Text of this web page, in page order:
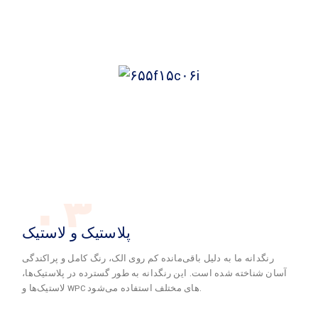
۰۳
پلاستیک و لاستیک
رنگدانه ما به دلیل باقی‌مانده کم روی الک، رنگ کامل و پراکندگی
آسان شناخته شده است. این رنگدانه به طور گسترده در پلاستیک‌ها،
لاستیک‌ها و WPC های مختلف استفاده می‌شود.